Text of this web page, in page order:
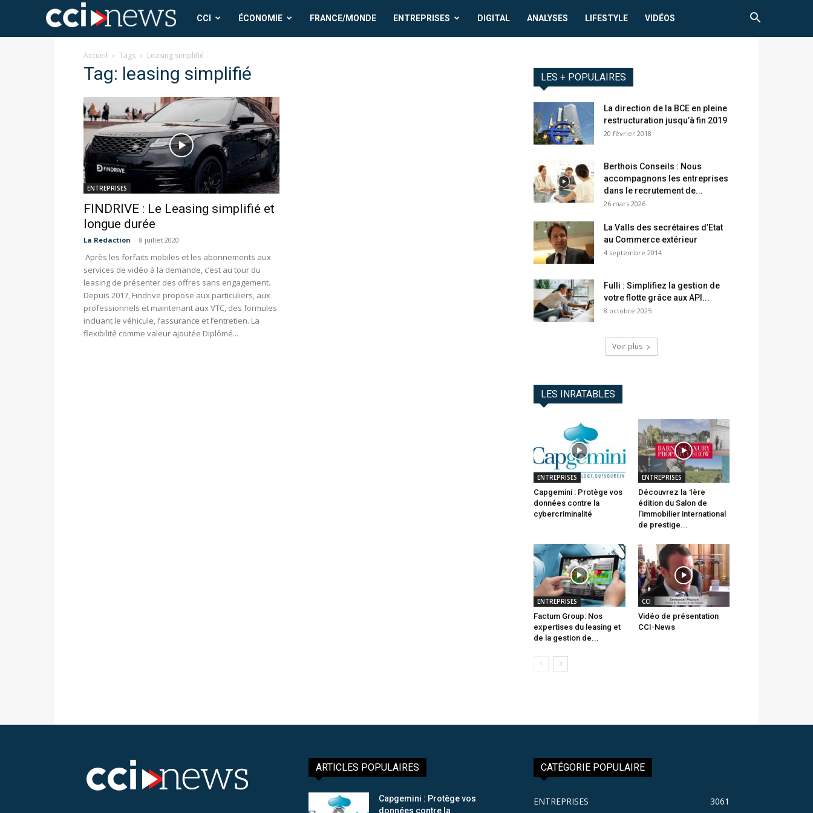
CCI
News
CCI ÉCONOMIE FRANCE/MONDE ENTREPRISES DIGITAL ANALYSES LIFESTYLE VIDÉOS
Accueil Tags Leasing simplifié
Tag: leasing simplifié
ENTREPRISES
FINDRIVE : Le Leasing simplifié et
longue durée
La Redaction - 8 juillet 2020
Après les forfaits mobiles et les abonnements aux
services de vidéo à la demande, c’est au tour du
leasing de présenter des offres sans engagement.
Depuis 2017, Findrive propose aux particuliers, aux
professionnels et maintenant aux VTC, des formules
incluant le véhicule, l’assurance et l’entretien. La
flexibilité comme valeur ajoutée Diplômé...
LES + POPULAIRES
La direction de la BCE en pleine
restructuration jusqu’à fin 2019
20 février 2018
Berthois Conseils : Nous
accompagnons les entreprises
dans le recrutement de...
26 mars 2026
La Valls des secrétaires d’Etat
au Commerce extérieur
4 septembre 2014
Fulli : Simplifiez la gestion de
votre flotte grâce aux API...
8 octobre 2025
Voir plus
LES INRATABLES
ENTREPRISES
Capgemini : Protège vos
données contre la
cybercriminalité
ENTREPRISES
Découvrez la 1ère
édition du Salon de
l’immobilier international
de prestige...
ENTREPRISES
Factum Group: Nos
expertises du leasing et
de la gestion de...
CCI
Vidéo de présentation
CCI-News
ARTICLES POPULAIRES
Capgemini : Protège vos
données contre la
CATÉGORIE POPULAIRE
ENTREPRISES 3061